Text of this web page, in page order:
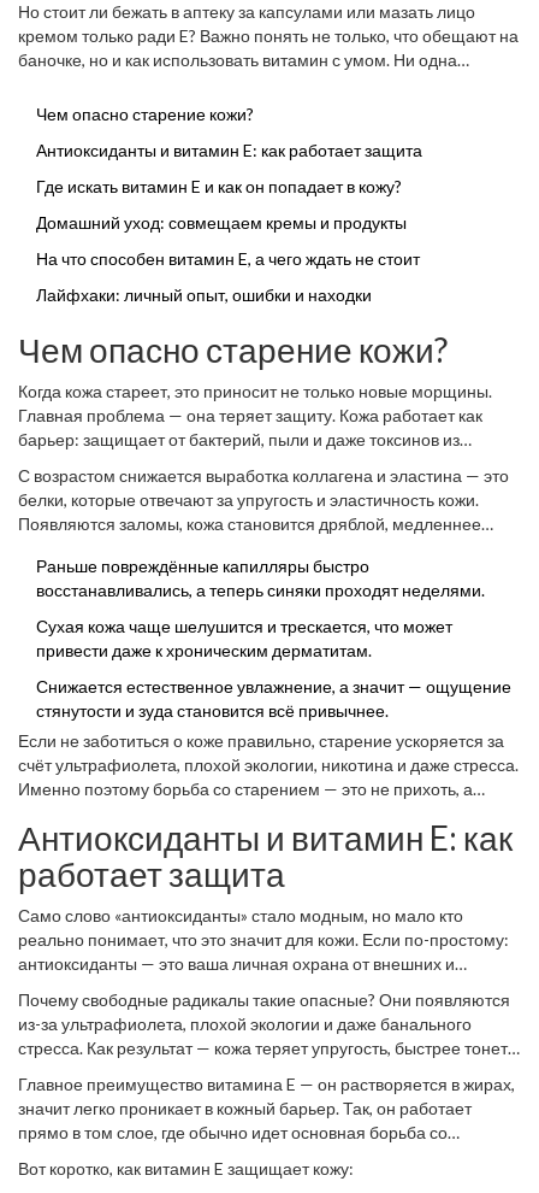
блокирует. Поэтому многие производители добавляют этот
витамин в кремы, сыворотки и даже в шампуни.
Но стоит ли бежать в аптеку за капсулами или мазать лицо
кремом только ради E? Важно понять не только, что обещают на
баночке, но и как использовать витамин с умом. Ни одна
сочетание витаминов, питания и привычек дадут коже шанс
Чем опасно старение кожи?
Антиоксиданты и витамин E: как работает защита
Где искать витамин E и как он попадает в кожу?
Домашний уход: совмещаем кремы и продукты
На что способен витамин E, а чего ждать не стоит
Лайфхаки: личный опыт, ошибки и находки
Чем опасно старение кожи?
Когда кожа стареет, это приносит не только новые морщины.
Главная проблема — она теряет защиту. Кожа работает как
барьер: защищает от бактерий, пыли и даже токсинов из
любой раздражитель будет для кожи испытанием.
С возрастом снижается выработка коллагена и эластина — это
белки, которые отвечают за упругость и эластичность кожи.
Появляются заломы, кожа становится дряблой, медленнее
кожа сильнее подвержена пигментным пятнам, покраснениям и
воспалениям.
Раньше повреждённые капилляры быстро
восстанавливались, а теперь синяки проходят неделями.
Сухая кожа чаще шелушится и трескается, что может
привести даже к хроническим дерматитам.
Снижается естественное увлажнение, а значит — ощущение
стянутости и зуда становится всё привычнее.
Если не заботиться о коже правильно, старение ускоряется за
счёт ультрафиолета, плохой экологии, никотина и даже стресса.
Именно поэтому борьба со старением — это не прихоть, а
основных помощников, чтобы отодвинуть этот неудобный
финиш чуть дальше и сделать жизнь кожи проще.
Антиоксиданты и витамин E: как
работает защита
Само слово «антиоксиданты» стало модным, но мало кто
реально понимает, что это значит для кожи. Если по-простому:
антиоксиданты — это ваша личная охрана от внешних и
бойцу тут причисляютвитамин E, иногда его называют ещё
токоферолом. Его фишка — ловить и обезвреживать свободные
радикалы, которые разрушают клетки кожи.
Почему свободные радикалы такие опасные? Они появляются
из-за ультрафиолета, плохой экологии и даже банального
стресса. Как результат — кожа теряет упругость, быстрее тонет и
который прерывает цепочку повреждений.
Главное преимущество витамина E — он растворяется в жирах,
значит легко проникает в кожный барьер. Так, он работает
прямо в том слое, где обычно идет основная борьба со
использовании средств с витамином E кожа дольше сохраняет
Вот коротко, как витамин E защищает кожу: